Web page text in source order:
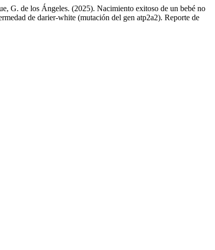
G. de los Ángeles. (2025). Nacimiento exitoso de un bebé no
de darier-white (mutación del gen atp2a2). Reporte de